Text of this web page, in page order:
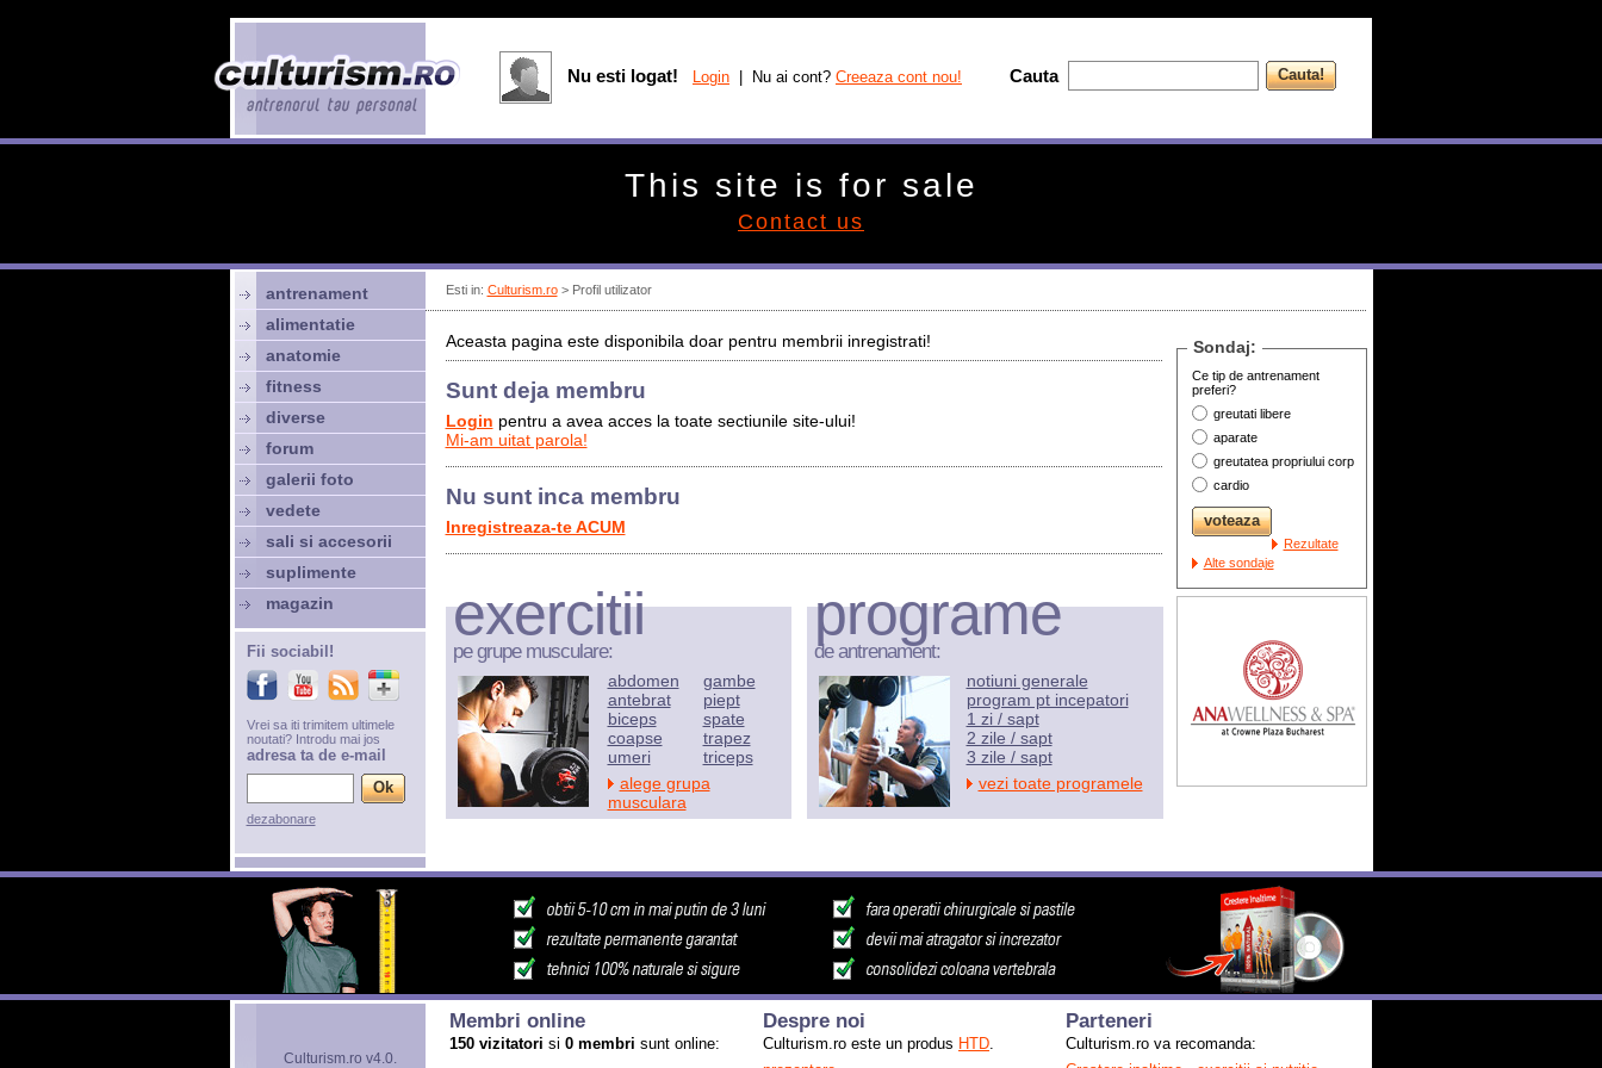
Esti in: Culturism.ro> Profil utilizator
Aceasta pagina este disponibila doar pentru membrii inregistrati!
Sunt deja membru
Login pentru a avea acces la toate sectiunile site-ului!
Mi-am uitat parola!
Nu sunt inca membru
Inregistreaza-te ACUM
Sondaj:
Ce tip de antrenament
preferi?
greutati libere
aparate
greutatea propriului corp
cardio
Rezultate
Alte sondaje
exercitii
pe grupe musculare:
abdomen
antebrat
biceps
coapse
umeri
gambe
piept
spate
trapez
triceps
alege grupa
musculara
programe
de antrenament:
notiuni generale
program pt incepatori
1 zi / sapt
2 zile / sapt
3 zile / sapt
vezi toate programele
antrenament
alimentatie
anatomie
fitness
diverse
forum
galerii foto
vedete
sali si accesorii
suplimente
magazin
Fii sociabil!
Vrei sa iti trimitem ultimele
noutati? Introdu mai jos
adresa ta de e-mail
dezabonare
Culturism.ro v4.0.
Membri online
150 vizitatori si 0 membri sunt online:
Despre noi
Culturism.ro este un produs HTD.
Parteneri
Culturism.ro va recomanda:
Nu esti logat! Login | Nu ai cont? Creeaza cont nou! Cauta
This site is for sale
Contact us